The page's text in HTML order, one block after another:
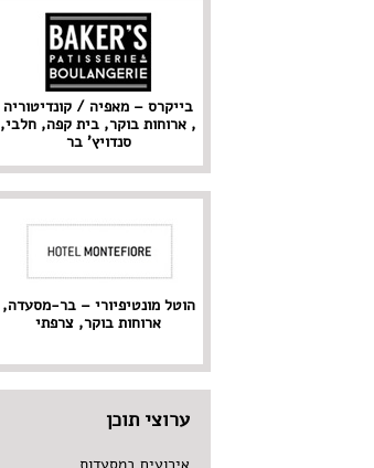
בייקרס – מאפיה / קונדיטוריה
, ארוחות בוקר, בית קפה, חלבי,
סנדויץ' בר
הוטל מונטיפיורי – בר-מסעדה,
ארוחות בוקר, צרפתי
ערוצי תוכן
אירועים במסעדות